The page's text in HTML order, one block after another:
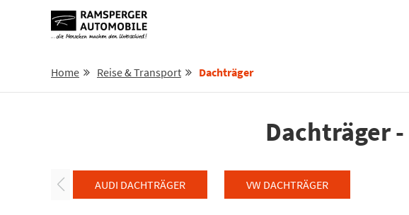
Home Reise & Transport Dachträger
Dachträger-
AUDI DACHTRÄGER VW DACHTRÄGER